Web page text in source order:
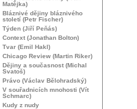
Matějka)
Bláznivé dějiny bláznivého
století (Petr Fischer)
Týden (Jiří Peňás)
Context (Jonathan Bolton)
Tvar (Emil Hakl)
Chicago Review (Martin Riker)
Dějiny a současnost (Michal
Svatoš)
Právo (Václav Bělohradský)
V souřadnicích mnohosti (Vít
Schmarc)
Kudy z nudy